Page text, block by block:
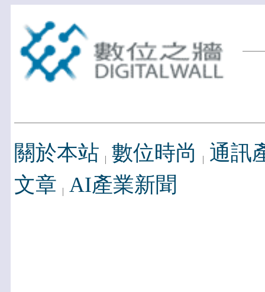
關於本站 數位時尚
通訊
文章 AI產業新聞